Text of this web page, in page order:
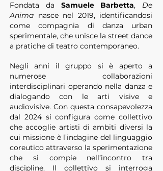
Fondata da Samuele Barbetta, De
Anima nasce nel 2019, identificandosi
come compagnia di danza urban
sperimentale, che unisce la street dance
a pratiche di teatro contemporaneo.
Negli anni il gruppo si è aperto a
numerose collaborazioni
interdisciplinari operando nella danza e
dialogando con le arti visive e
audiovisive. Con questa consapevolezza
dal 2024 si configura come collettivo
che accoglie artisti di ambiti diversi la
cui missione è l’indagine del linguaggio
coreutico attraverso la sperimentazione
che si compie nell’incontro tra
discipline. Il collettivo si interroga